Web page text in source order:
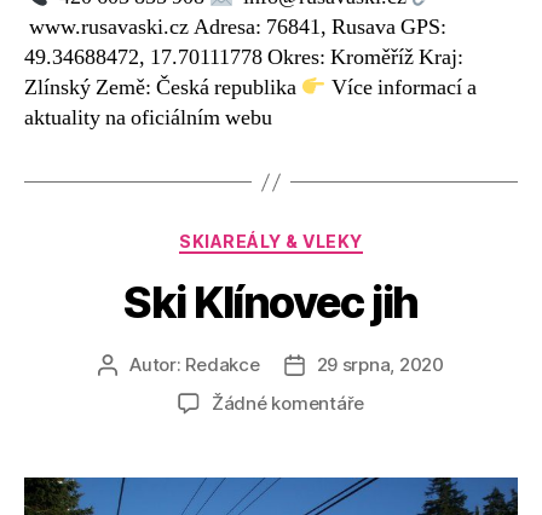
www.rusavaski.cz Adresa: 76841, Rusava GPS:
49.34688472, 17.70111778 Okres: Kroměříž Kraj:
Zlínský Země: Česká republika
Více informací a
aktuality na oficiálním webu
Rubriky
SKIAREÁLY & VLEKY
Ski Klínovec jih
Autor
příspěvku
Autor: Redakce
Datum
příspěvku
29 srpna, 2020
Žádné komentářeu
názvem